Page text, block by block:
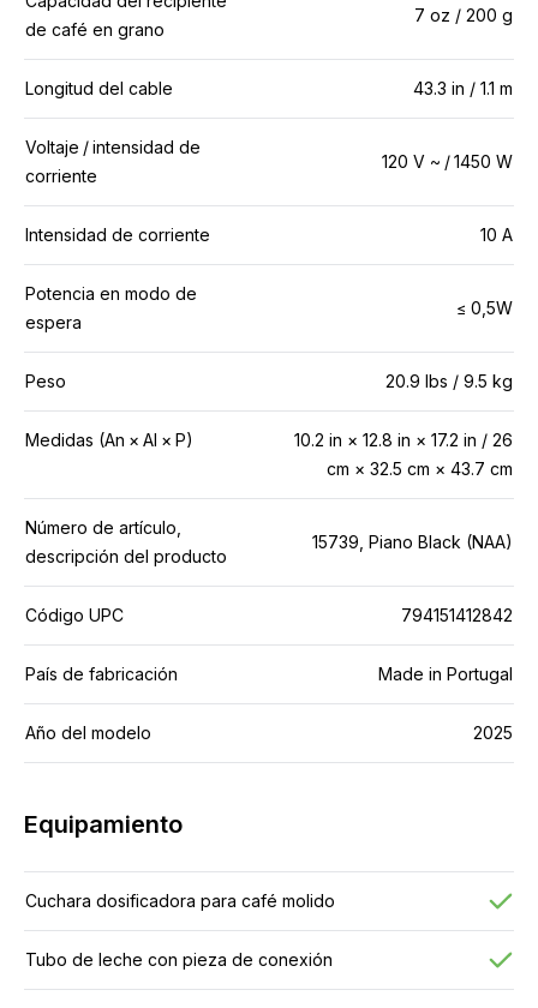
de café en grano
7 oz / 200 g
Longitud del cable 43.3 in / 1.1 m
Voltaje / intensidad de
corriente
120 V ~ / 1450 W
Intensidad de corriente 10 A
Potencia en modo de
espera
≤ 0,5W
Peso 20.9 lbs / 9.5 kg
Medidas (An × Al × P)
10.2 in × 12.8 in × 17.2 in / 26
cm × 32.5 cm × 43.7 cm
Número de artículo,
descripción del producto
15739, Piano Black (NAA)
Código UPC 794151412842
País de fabricación Made in Portugal
Año del modelo 2025
Equipamiento
Cuchara dosificadora para café molido
Tubo de leche con pieza de conexión